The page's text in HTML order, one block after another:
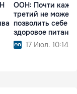
ООН: Почти
третий не может
позволить себе
здоровое питание
17 Июл. 10:14